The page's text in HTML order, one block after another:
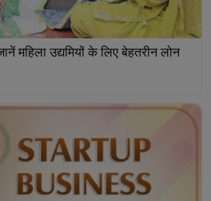
महिला उद्यमियों के लिए बेहतरीन लोन